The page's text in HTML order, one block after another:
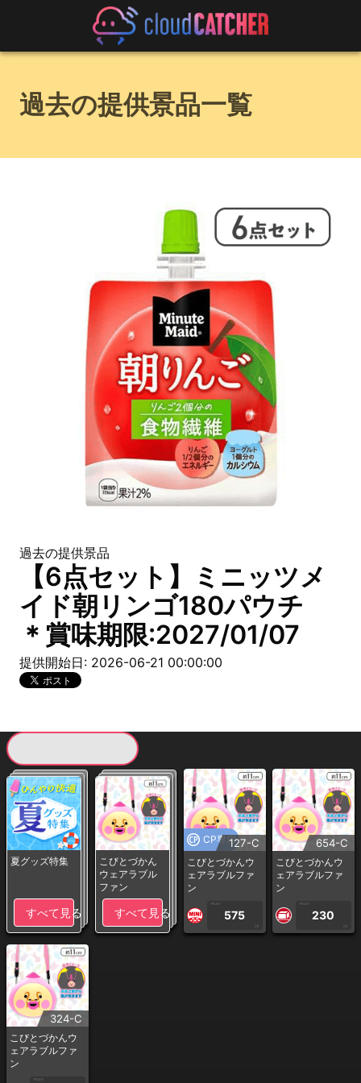
過去の提供景品一覧
過去の提供景品
【6点セット】ミニッツメ
イド朝リンゴ180パウチ
＊賞味期限:2027/01/07
提供開始日: 2026-06-21 00:00:00
夏グッズ特集
すべて見る
こびとづかん
ウェアラブル
ファン
すべて見る
CP専用127-C
こびとづかんウ
ェアラブルファ
ン
1PLAY
575
CP
654-C
こびとづかんウ
ェアラブルファ
ン
1PLAY
230
CP
324-C
こびとづかんウ
ェアラブルファ
ン
1PLAY